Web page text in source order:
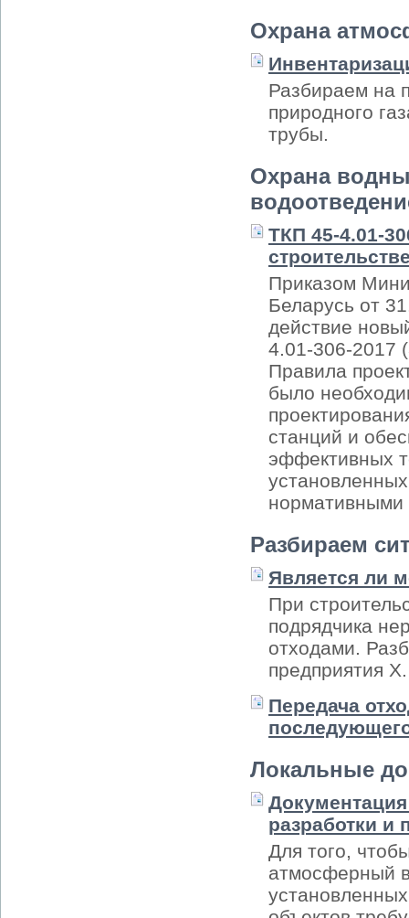
Охрана
Разбираем на
природного
трубы.
Охрана
ТКП 45-4.01-
Приказом
Беларусь от
действие
4.01-306-2017
Правила
было
станций и
эффективных
нормативными
Разбираем
Является ли
При
подрядчика
отходами.
предприятия Х.
Передача
Локальные
разработки и
Для того,
атмосферный